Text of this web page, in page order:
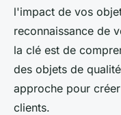
l'impact de vos
reconnaissance de
la clé est de
des objets de
approche pour
clients.